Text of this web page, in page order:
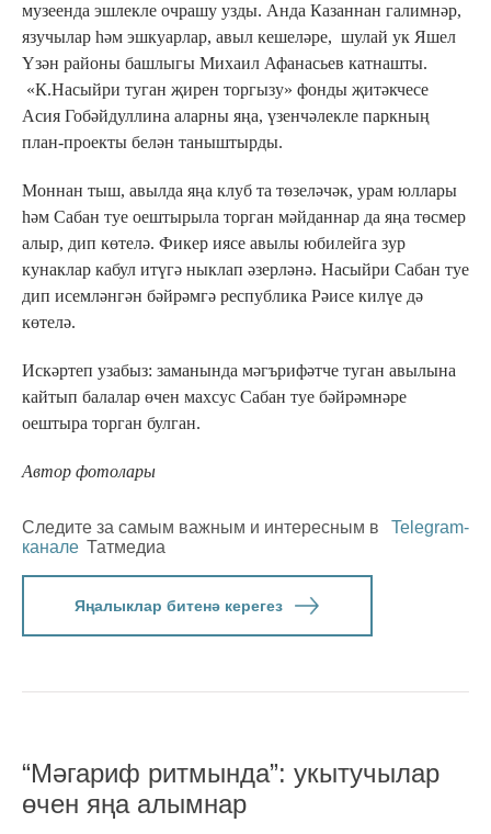
музеенда эшлекле очрашу узды. Анда Казаннан галимнәр,
язучылар һәм эшкуарлар, авыл кешеләре, шулай ук Яшел
Үзән районы башлыгы Михаил Афанасьев катнашты.
«К.Насыйри туган җирен торгызу» фонды җитәкчесе
Асия Гобәйдуллина аларны яңа, үзенчәлекле паркның
план-проекты белән таныштырды.
Моннан тыш, авылда яңа клуб та төзеләчәк, урам юллары
һәм Сабан туе оештырыла торган мәйданнар да яңа төсмер
алыр, дип көтелә. Фикер иясе авылы юбилейга зур
кунаклар кабул итүгә ныклап әзерләнә. Насыйри Сабан туе
дип исемләнгән бәйрәмгә республика Рәисе килүе дә
көтелә.
Искәртеп узабыз: заманында мәгърифәтче туган авылына
кайтып балалар өчен махсус Сабан туе бәйрәмнәре
оештыра торган булган.
Автор фотолары
Следите за самым важным и интересным в
Telegram-
канале Татмедиа
Яңалыклар битенә керегез
“Мәгариф ритмында”: укытучылар
өчен яңа алымнар